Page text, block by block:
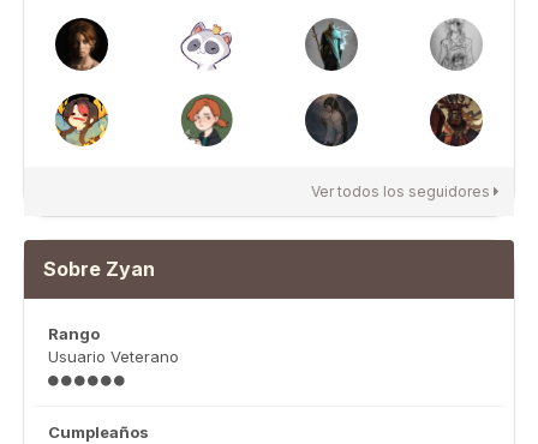
Ver todos los seguidores
Sobre Zyan
Rango
Usuario Veterano
Cumpleaños